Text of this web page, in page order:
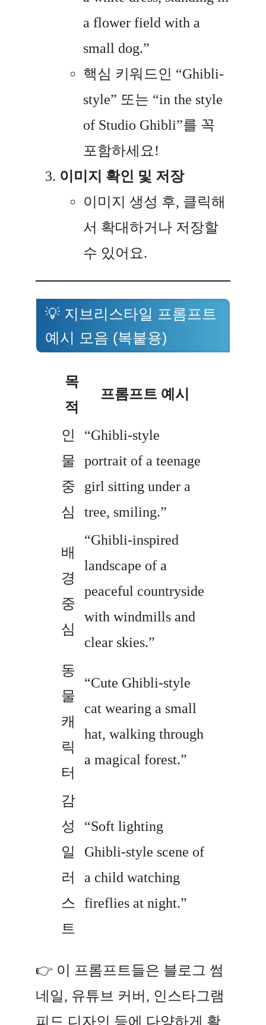
a flower field with a
small dog.”
핵심 키워드인 “Ghibli-
style” 또는 “in the style
of Studio Ghibli”를 꼭
포함하세요!
이미지 확인 및 저장
이미지 생성 후, 클릭해
서 확대하거나 저장할
수 있어요.
💡 지브리스타일 프롬프트
예시 모음 (복붙용)
목
적
프롬프트 예시
인
물
중
심
“Ghibli-style
portrait of a teenage
girl sitting under a
tree, smiling.”
배
경
중
심
“Ghibli-inspired
landscape of a
peaceful countryside
with windmills and
clear skies.”
동
물
캐
릭
터
“Cute Ghibli-style
cat wearing a small
hat, walking through
a magical forest.”
감
성
일
러
스
트
“Soft lighting
Ghibli-style scene of
a child watching
fireflies at night.”
👉 이 프롬프트들은 블로그 썸
네일, 유튜브 커버, 인스타그램
피드 디자인 등에 다양하게 활